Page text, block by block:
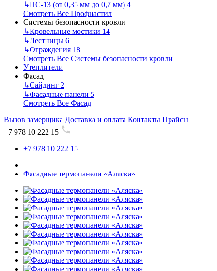
↳ПС-13 (от 0,35 мм до 0,7 мм) 4
Смотреть Все Профнастил
Системы безопасности кровли
↳Кровельные мостики 14
↳Лестницы 6
↳Ограждения 18
Смотреть Все Системы безопасности кровли
Утеплители
Фасад
↳Сайдинг 2
↳Фасадные панели 5
Смотреть Все Фасад
Вызов замерщика Доставка и оплата Контакты Прайсы
+7 978 10 222 15
+7 978 10 222 15
Фасадные термопанели «Аляска»